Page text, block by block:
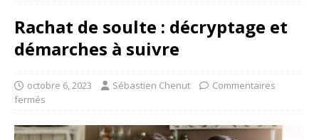
Rachat de soulte : décryptage et
démarches à suivre
octobre 6, 2023 Sébastien Chenut
Commentaires
fermés